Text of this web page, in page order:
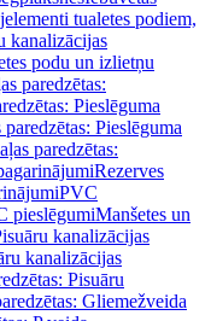
tualetes podiem,
kanalizācijas
podu un izlietņu
paredzētas:
Pieslēguma
Pieslēguma
paredzētas:
Rezerves
PVC
pieslēgumiManšetes un
kanalizācijas
kanalizācijas
Pisuāru
Gliemežveida